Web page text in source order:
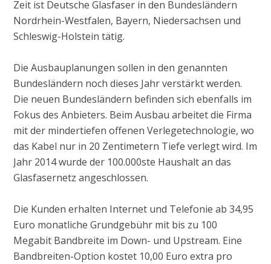
Zeit ist Deutsche Glasfaser in den Bundesländern
Nordrhein-Westfalen, Bayern, Niedersachsen und
Schleswig-Holstein tätig.
Die Ausbauplanungen sollen in den genannten
Bundesländern noch dieses Jahr verstärkt werden.
Die neuen Bundesländern befinden sich ebenfalls im
Fokus des Anbieters. Beim Ausbau arbeitet die Firma
mit der mindertiefen offenen Verlegetechnologie, wo
das Kabel nur in 20 Zentimetern Tiefe verlegt wird. Im
Jahr 2014 wurde der 100.000ste Haushalt an das
Glasfasernetz angeschlossen.
Die Kunden erhalten Internet und Telefonie ab 34,95
Euro monatliche Grundgebühr mit bis zu 100
Megabit Bandbreite im Down- und Upstream. Eine
Bandbreiten-Option kostet 10,00 Euro extra pro